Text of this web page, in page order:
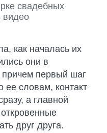
свадебных
видео
как началась их
они в
первый шаг
словам, контакт
а главной
друг друга.